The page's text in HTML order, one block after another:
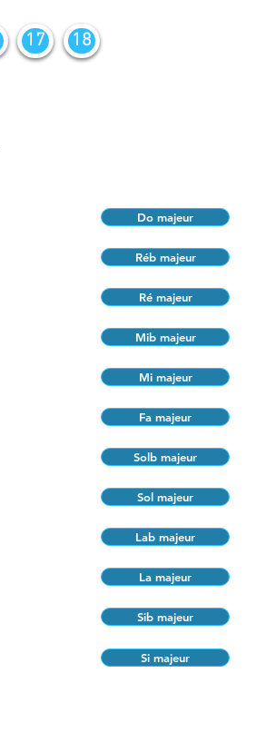
17 18
Do majeur
Réb majeur
Ré majeur
Mib majeur
Mi majeur
Fa majeur
Solb majeur
Sol majeur
Lab majeur
La majeur
Sib majeur
Si majeur